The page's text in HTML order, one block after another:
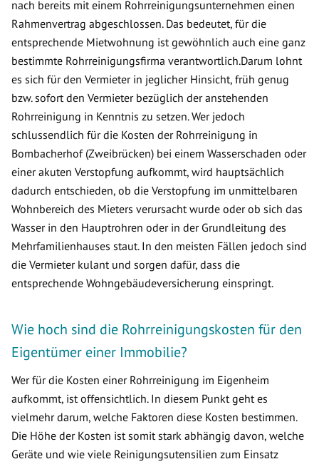
nach bereits mit einem Rohrreinigungsunternehmen einen
Rahmenvertrag abgeschlossen. Das bedeutet, für die
entsprechende Mietwohnung ist gewöhnlich auch eine ganz
bestimmte Rohrreinigungsfirma verantwortlich.Darum lohnt
es sich für den Vermieter in jeglicher Hinsicht, früh genug
bzw. sofort den Vermieter bezüglich der anstehenden
Rohrreinigung in Kenntnis zu setzen. Wer jedoch
schlussendlich für die Kosten der Rohrreinigung in
Bombacherhof (Zweibrücken) bei einem Wasserschaden oder
einer akuten Verstopfung aufkommt, wird hauptsächlich
dadurch entschieden, ob die Verstopfung im unmittelbaren
Wohnbereich des Mieters verursacht wurde oder ob sich das
Wasser in den Hauptrohren oder in der Grundleitung des
Mehrfamilienhauses staut. In den meisten Fällen jedoch sind
die Vermieter kulant und sorgen dafür, dass die
entsprechende Wohngebäudeversicherung einspringt.
Wie hoch sind die Rohrreinigungskosten für den
Eigentümer einer Immobilie?
Wer für die Kosten einer Rohrreinigung im Eigenheim
aufkommt, ist offensichtlich. In diesem Punkt geht es
vielmehr darum, welche Faktoren diese Kosten bestimmen.
Die Höhe der Kosten ist somit stark abhängig davon, welche
Geräte und wie viele Reinigungsutensilien zum Einsatz